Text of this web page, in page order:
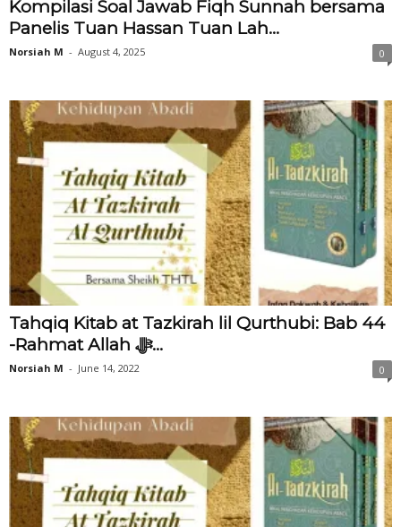
Kompilasi Soal Jawab Fiqh Sunnah bersama
Panelis Tuan Hassan Tuan Lah...
Norsiah M - August 4, 2025 0
Tahqiq Kitab at Tazkirah lil Qurthubi: Bab 44
-Rahmat Allah ﷻ...
Norsiah M - June 14, 2022 0